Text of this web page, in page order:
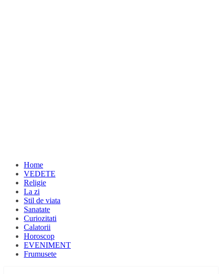
Home
VEDETE
Religie
La zi
Stil de viata
Sanatate
Curiozitati
Calatorii
Horoscop
EVENIMENT
Frumusete